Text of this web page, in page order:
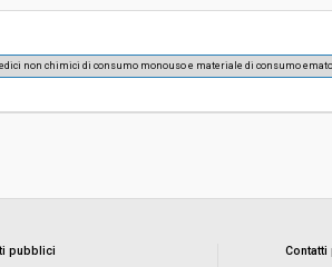
non chimici di consumo monouso e materiale di consumo
pubblici